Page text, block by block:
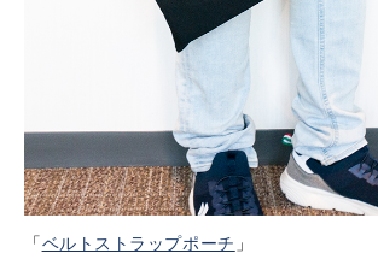
「ベルトストラップポーチ 」